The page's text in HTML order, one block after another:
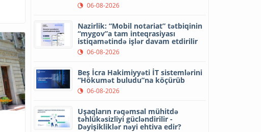
06-08-2026
Nazirlik: “Mobil notariat” tətbiqinin
“mygov”a tam inteqrasiyası
istiqamətində işlər davam etdirilir
06-08-2026
Beş İcra Hakimiyyəti İT sistemlərini
“Hökumət buludu”na köçürüb
06-08-2026
Uşaqların rəqəmsal mühitdə
təhlükəsizliyi gücləndirilir -
Dəyişikliklər nəyi ehtiva edir?